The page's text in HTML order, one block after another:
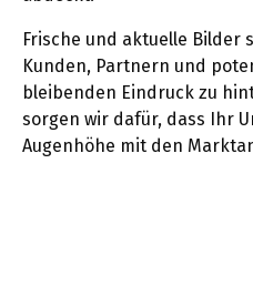
Frische und aktuelle Bilder
Kunden, Partnern und
bleibenden Eindruck zu
sorgen wir dafür, dass Ihr
Augenhöhe mit den